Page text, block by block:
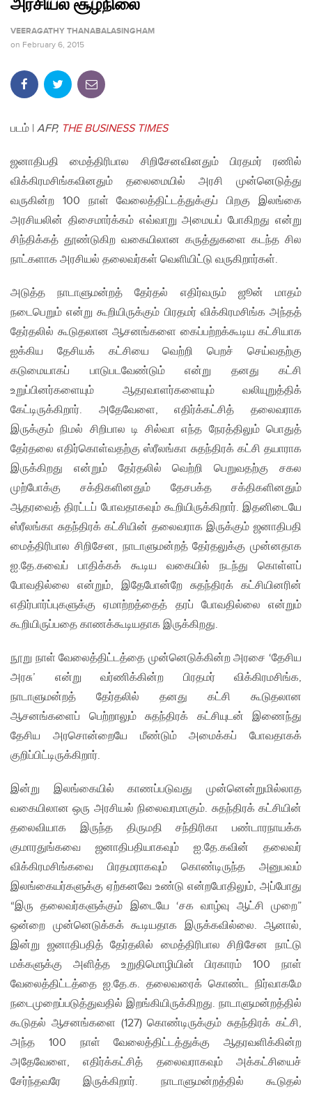
அரசியல் சூழ்நிலை
VEERAGATHY THANABALASINGHAM
on February 6, 2015
படம் | AFP, THE BUSINESS TIMES
ஜனாதிபதி மைத்திரிபால சிறிசேனவினதும் பிரதமர் ரணில்
விக்கிரமசிங்கவினதும் தலைமையில் அரசி முன்னெடுத்து
வருகின்ற 100 நாள் வேலைத்திட்டத்துக்குப் பிறகு இலங்கை
அரசியலின் திசைமார்க்கம் எவ்வாறு அமையப் போகிறது என்று
சிந்திக்கத் தூண்டுகிற வகையிலான கருத்துகளை கடந்த சில
நாட்களாக அரசியல் தலைவர்கள் வெளியிட்டு வருகிறார்கள்.
அடுத்த நாடாளுமன்றத் தேர்தல் எதிர்வரும் ஜூன் மாதம்
நடைபெறும் என்று கூறியிருக்கும் பிரதமர் விக்கிரமசிங்க அந்தத்
தேர்தலில் கூடுதலான ஆசனங்களை கைப்பற்றக்கூடிய கட்சியாக
ஐக்கிய தேசியக் கட்சியை வெற்றி பெறச் செய்வதற்கு
கடுமையாகப் பாடுபடவேண்டும் என்று தனது கட்சி
உறுப்பினர்களையும் ஆதரவாளர்களையும் வலியுறுத்திக்
கேட்டிருக்கிறார். அதேவேளை, எதிர்க்கட்சித் தலைவராக
இருக்கும் நிமல் சிறிபால டி சில்வா எந்த நேரத்திலும் பொதுத்
தேர்தலை எதிர்கொள்வதற்கு ஸ்ரீலங்கா சுதந்திரக் கட்சி தயாராக
இருக்கிறது என்றும் தேர்தலில் வெற்றி பெறுவதற்கு சகல
முற்போக்கு சக்திகளினதும் தேசபக்த சக்திகளினதும்
ஆதரவைத் திரட்டப் போவதாகவும் கூறியிருக்கிறார். இதனிடையே
ஸ்ரீலங்கா சுதந்திரக் கட்சியின் தலைவராக இருக்கும் ஜனாதிபதி
மைத்திரிபால சிறிசேன, நாடாளுமன்றத் தேர்தலுக்கு முன்னதாக
ஐ.தே.கவைப் பாதிக்கக் கூடிய வகையில் நடந்து கொள்ளப்
போவதில்லை என்றும், இதேபோன்றே சுதந்திரக் கட்சியினரின்
எதிர்பார்ப்புகளுக்கு ஏமாற்றத்தைத் தரப் போவதில்லை என்றும்
கூறியிருப்பதை காணக்கூடியதாக இருக்கிறது.
நூறு நாள் வேலைத்திட்டத்தை முன்னெடுக்கின்ற அரசை ‘தேசிய
அரசு’ என்று வர்ணிக்கின்ற பிரதமர் விக்கிரமசிங்க,
நாடாளுமன்றத் தேர்தலில் தனது கட்சி கூடுதலான
ஆசனங்களைப் பெற்றாலும் சுதந்திரக் கட்சியுடன் இணைந்து
தேசிய அரசொன்றையே மீண்டும் அமைக்கப் போவதாகக்
குறிப்பிட்டிருக்கிறார்.
இன்று இலங்கையில் காணப்படுவது முன்னென்றுமில்லாத
வகையிலான ஒரு அரசியல் நிலைவரமாகும். சுதந்திரக் கட்சியின்
தலைவியாக இருந்த திருமதி சந்திரிகா பண்டாரநாயக்க
குமாரதுங்கவை ஜனாதிபதியாகவும் ஐ.தே.கவின் தலைவர்
விக்கிரமசிங்கவை பிரதமராகவும் கொண்டிருந்த அனுபவம்
இலங்கையர்களுக்கு ஏற்கனவே உண்டு என்றபோதிலும், அப்போது
“இரு தலைவர்களுக்கும் இடையே ‘சக வாழ்வு ஆட்சி முறை”
ஒன்றை முன்னெடுக்கக் கூடியதாக இருக்கவில்லை. ஆனால்,
இன்று ஜனாதிபதித் தேர்தலில் மைத்திரிபால சிறிசேன நாட்டு
மக்களுக்கு அளித்த உறுதிமொழியின் பிரகாரம் 100 நாள்
வேலைத்திட்டத்தை ஐ.தே.க. தலைவரைக் கொண்ட நிர்வாகமே
நடைமுறைப்படுத்துவதில் இறங்கியிருக்கிறது. நாடாளுமன்றத்தில்
கூடுதல் ஆசனங்களை (127) கொண்டிருக்கும் சுதந்திரக் கட்சி,
அந்த 100 நாள் வேலைத்திட்டத்துக்கு ஆதரவளிக்கின்ற
அதேவேளை, எதிர்க்கட்சித் தலைவராகவும் அக்கட்சியைச்
சேர்ந்தவரே இருக்கிறார். நாடாளுமன்றத்தில் கூடுதல்